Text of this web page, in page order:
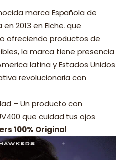
marca Española de
2013 en Elche, que
ofreciendo productos de
la marca tiene presencia
latina y Estados Unidos
revolucionaria con
– Un producto con
que cuidad tus ojos
100% Original